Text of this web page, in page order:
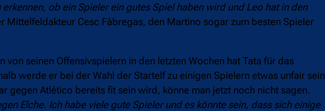
erkennen, ob ein Spieler ein gutes Spiel haben wird und Leo hat in den
Mittelfeldakteur Cesc Fàbregas, den Martino sogar zum besten Spieler
seinen Offensivspielern in den letzten Wochen hat Tata für das
werde er bei der Wahl der Startelf zu einigen Spielern etwas unfair sein
gegen Atlético bereits fit sein wird, könne man jetzt noch nicht sagen.
Elche. Ich habe viele gute Spieler und es könnte sein, dass sich einige